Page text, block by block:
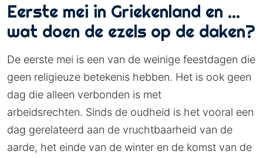
Eerste mei in Griekenland en …
wat doen de ezels op de daken?
De eerste mei is een van de weinige feestdagen die
geen religieuze betekenis hebben. Het is ook geen
dag die alleen verbonden is met
arbeidsrechten. Sinds de oudheid is het vooral een
dag gerelateerd aan de vruchtbaarheid van de
aarde, het einde van de winter en de komst van de